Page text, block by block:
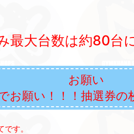
最大台数は約80台
お願い
お願い！！！抽選券の
す。